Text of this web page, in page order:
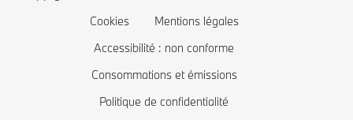
Mise à jour logiciel Remote Software Upgrade
Offres exclusives BMW
Comparez les modèles BMW
Boutique Lifestyle BMW
Reprise de votre véhicule
BMW Série 2
BMW Série 1
Coût des voitures électriques
BMW hybrides rechargeables
Cookies
Mentions légales
Accessibilité : non conforme
Consommations et émissions
Politique de confidentialité